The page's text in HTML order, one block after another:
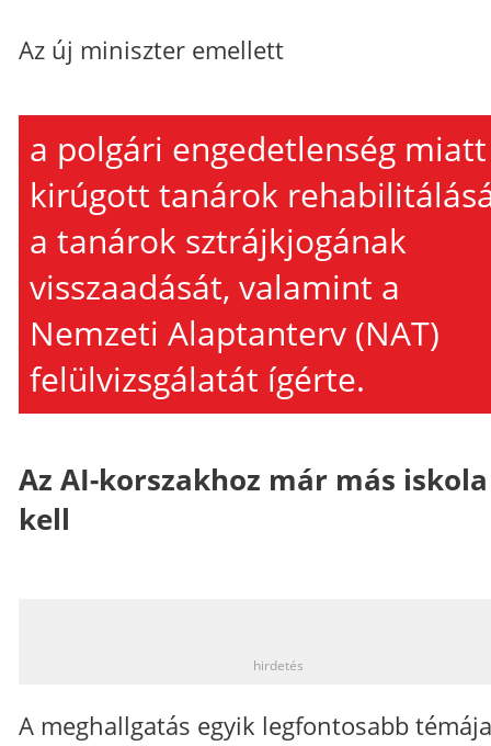
Az új miniszter emellett
a polgári engedetlenség miatt
kirúgott tanárok
a tanárok sztrájkjogának
visszaadását, valamint a
Nemzeti Alaptanterv (NAT)
felülvizsgálatát ígérte.
Az AI-korszakhoz már más iskola
kell
hirdetés
A meghallgatás egyik legfontosabb